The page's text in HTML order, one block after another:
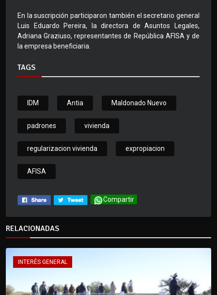
En la suscripción participaron también el secretario general
Luis Eduardo Pereira, la directora de Asuntos Legales,
Adriana Graziuso, representantes de República AFISA y de
la empresa beneficiaria.
TAGS
IDM Antia Maldonado Nuevo
padrones vivienda
regularizacion vivienda expropiacion
AFISA
Compartir
RELACIONADAS
INTERÉS GENERAL